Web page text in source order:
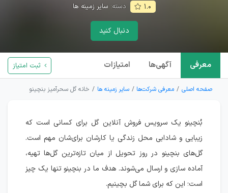
۱.۰ دسته:سایر زمینه ها
دنبال کنید
معرفی آگهی‌ها امتیازات ثبت امتیاز
صفحه اصلی معرفی شرکت‌ها سایر زمینه ها خانه گل سحرآمیز بنچینو
بُنچینو یک سرویس فروش آنلاین گل‌ برای کسانی است که
زیبایی و شادابی محل زندگی یا کارشان برای‌شان مهم است.
گل‌های بنچینو در روز تحویل از میان تازه‌ترین گل‌ها تهیه،
آماده سازی و ارسال می‌شوند. هدف ما در بنچینو تنها یک چیز
است؛ این که برای شما گل بچینیم.